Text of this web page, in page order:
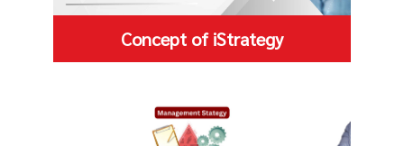
Concept of iStrategy